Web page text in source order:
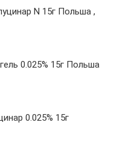
N 15г Польша ,
0.025% 15г Польша
0.025% 15г